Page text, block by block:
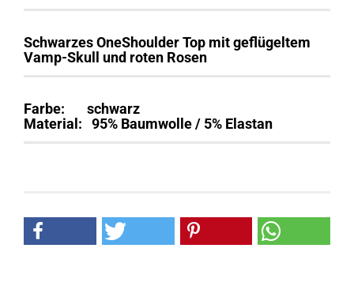
Schwarzes OneShoulder Top mit geflügeltem
Vamp-Skull und roten Rosen
Farbe: schwarz
Material: 95% Baumwolle / 5% Elastan